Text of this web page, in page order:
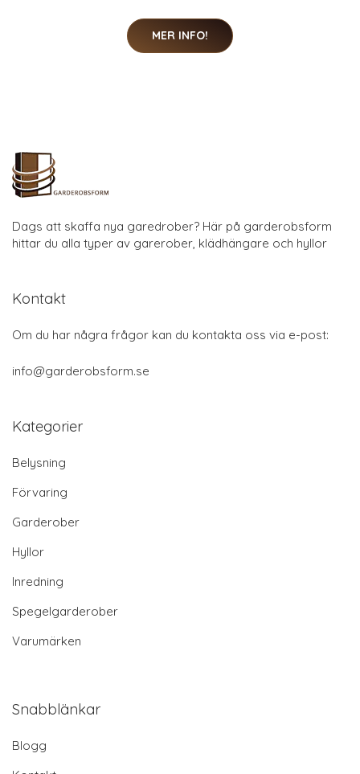
MER INFO!
Dags att skaffa nya garedrober? Här på garderobsform
hittar du alla typer av garerober, klädhängare och hyllor
Kontakt
Om du har några frågor kan du kontakta oss via e-post:
info@garderobsform.se
Kategorier
Belysning
Förvaring
Garderober
Hyllor
Inredning
Spegelgarderober
Varumärken
Snabblänkar
Blogg